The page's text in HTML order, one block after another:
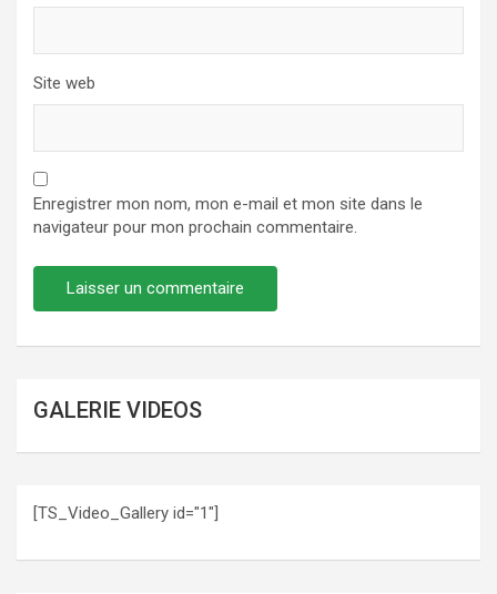
Site web
Enregistrer mon nom, mon e-mail et mon site dans le
navigateur pour mon prochain commentaire.
GALERIE VIDEOS
[TS_Video_Gallery id="1"]